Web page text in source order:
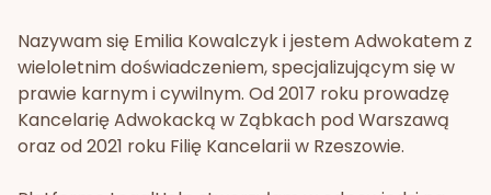
Nazywam się Emilia Kowalczyk i jestem Adwokatem z
wieloletnim doświadczeniem, specjalizującym się w
prawie karnym i cywilnym. Od 2017 roku prowadzę
Kancelarię Adwokacką w Ząbkach pod Warszawą
oraz od 2021 roku Filię Kancelarii w Rzeszowie.